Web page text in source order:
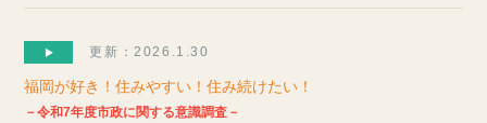
更新：2026.1.30
福岡が好き！住みやすい！住み続けたい！
－令和7年度市政に関する意識調査－